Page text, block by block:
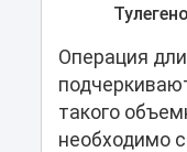
Операция
такого
необходимо